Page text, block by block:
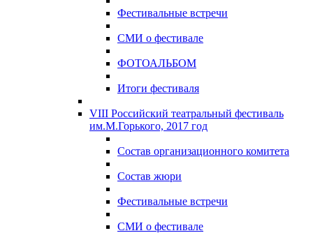
Фестивальные встречи
СМИ о фестивале
ФОТОАЛЬБОМ
Итоги фестиваля
VIII Российский театральный фестиваль
им.М.Горького, 2017 год
Состав организационного комитета
Состав жюри
Фестивальные встречи
СМИ о фестивале